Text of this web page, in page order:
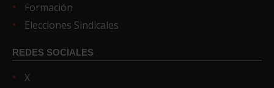
Formación
Elecciones Sindicales
REDES SOCIALES
X